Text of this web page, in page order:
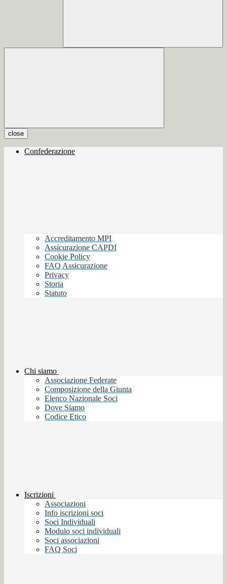
close
Confederazione
Accreditamento MPI
Assicurazione CAPDI
Cookie Policy
FAQ Assicurazione
Privacy
Storia
Statuto
Chi siamo
Associazione Federate
Composizione della Giunta
Elenco Nazionale Soci
Dove Siamo
Codice Etico
Iscrizioni
Associazioni
Info iscrizioni soci
Soci Individuali
Modulo soci individuali
Soci associazioni
FAQ Soci